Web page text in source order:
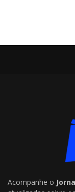
Acompanhe o